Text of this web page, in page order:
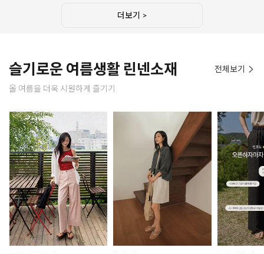
더보기 >
슬기로운 여름생활 린넨소재
올 여름을 더욱 시원하게 즐기기
전체보기